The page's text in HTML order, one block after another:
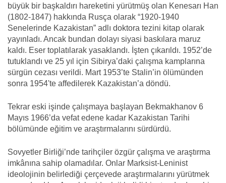
büyük bir başkaldırı hareketini yürütmüş olan Kenesarı Han
(1802-1847) hakkında Rusça olarak “1920-1940
Senelerinde Kazakistan” adlı doktora tezini kitap olarak
yayınladı. Ancak bundan dolayı siyasi baskılara maruz
kaldı. Eser toplatılarak yasaklandı. İşten çıkarıldı. 1952’de
tutuklandı ve 25 yıl için Sibirya’daki çalışma kamplarına
sürgün cezası verildi. Mart 1953’te Stalin’in ölümünden
sonra 1954'te affedilerek Kazakistan’a döndü.
Tekrar eski işinde çalışmaya başlayan Bekmakhanov 6
Mayıs 1966’da vefat edene kadar Kazakistan Tarihi
bölümünde eğitim ve araştırmalarını sürdürdü.
Sovyetler Birliği’nde tarihçiler özgür çalışma ve araştırma
imkânına sahip olamadılar. Onlar Marksist-Leninist
ideolojinin belirlediği çerçevede araştırmalarını yürütmek